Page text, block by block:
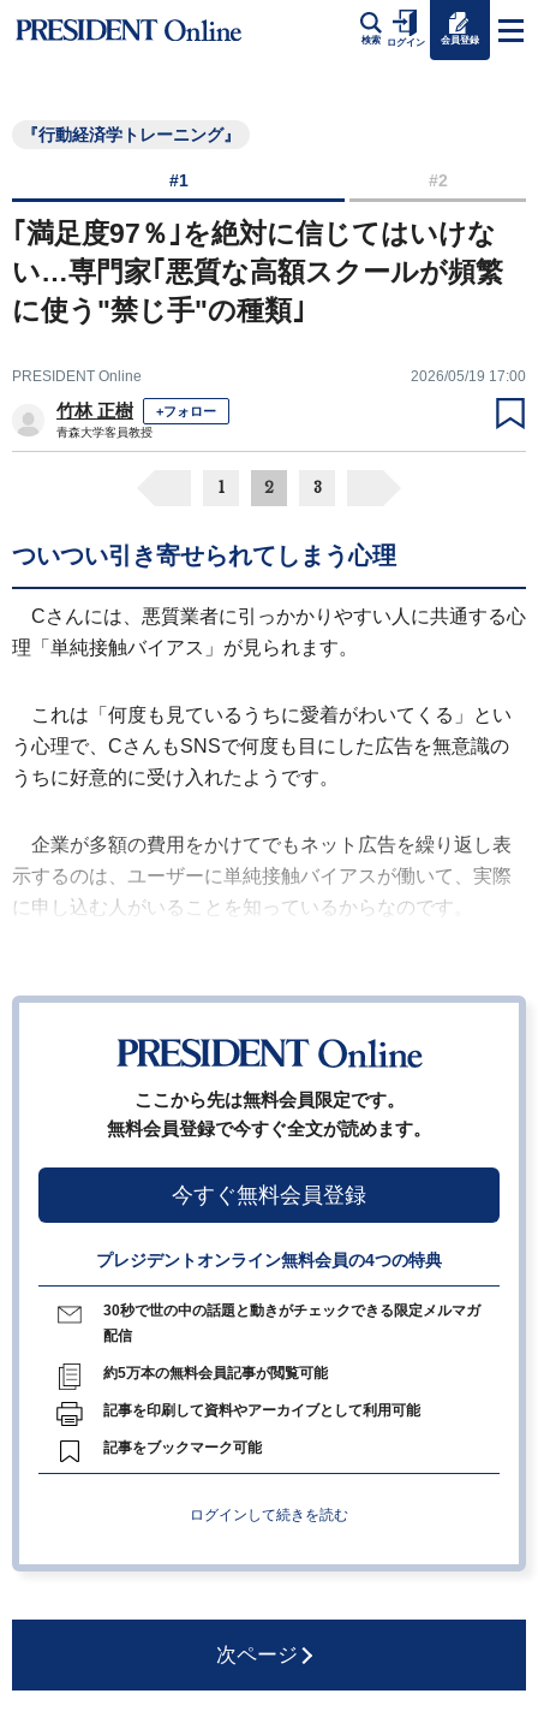
検索 ログイン 会員登録
『行動経済学トレーニング』
#1 #2
｢満足度97％｣を絶対に信じてはいけな
い…専門家｢悪質な高額スクールが頻繁
に使う"禁じ手"の種類｣
PRESIDENT Online 2026/05/19 17:00
竹林 正樹 +フォロー
青森大学客員教授
1 2 3
ついつい引き寄せられてしまう心理
Cさんには、悪質業者に引っかかりやすい人に共通する心
理「単純接触バイアス」が見られます。
これは「何度も見ているうちに愛着がわいてくる」とい
う心理で、CさんもSNSで何度も目にした広告を無意識の
うちに好意的に受け入れたようです。
企業が多額の費用をかけてでもネット広告を繰り返し表
示するのは、ユーザーに単純接触バイアスが働いて、実際
に申し込む人がいることを知っているからなのです。
ここから先は無料会員限定です。
無料会員登録で今すぐ全文が読めます。
今すぐ無料会員登録
プレジデントオンライン無料会員の4つの特典
30秒で世の中の話題と動きがチェックできる限定メルマガ
配信
約5万本の無料会員記事が閲覧可能
記事を印刷して資料やアーカイブとして利用可能
記事をブックマーク可能
ログインして続きを読む
次ページ